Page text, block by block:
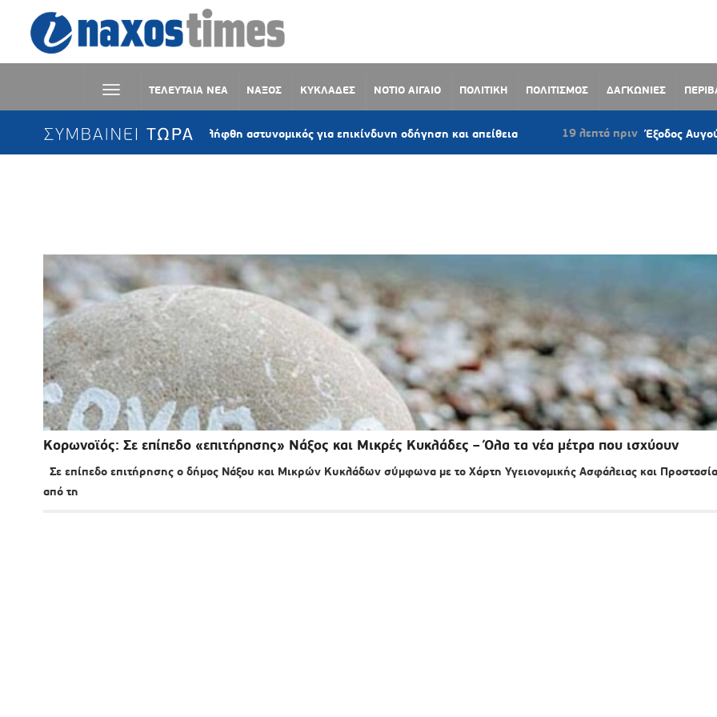
ΤΕΛΕΥΤΑΙΑ ΝΕΑ ΝΑΞΟΣ ΚΥΚΛΑΔΕΣ ΝΟΤΙΟ ΑΙΓΑΙΟ ΠΟΛΙΤΙΚΗ ΠΟΛΙΤΙΣΜΟΣ ΔΑΓΚΩΝΙΕΣ
ΣΥΜΒΑΙΝΕΙ ΤΩΡΑ
Μύκονος: Συνελήφθη αστυνομικός για επικίνδυνη οδήγηση και απείθεια 19 λεπτά πριν Έξοδος Αυγούστου:
Κορωνοϊός: Σε επίπεδο «επιτήρησης» Νάξος και Μικρές Κυκλάδες – Όλα τα νέα μέτρα που ισχύουν
Σε επίπεδο επιτήρησης ο δήμος Νάξου και Μικρών Κυκλάδων σύμφωνα με το Χάρτη Υγειονομικής Ασφάλειας και
από τη